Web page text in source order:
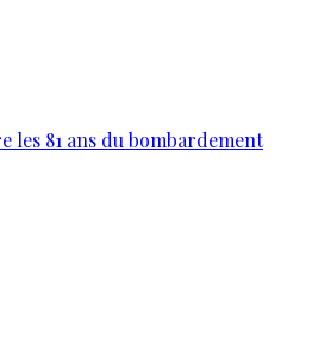
les 81 ans du bombardement